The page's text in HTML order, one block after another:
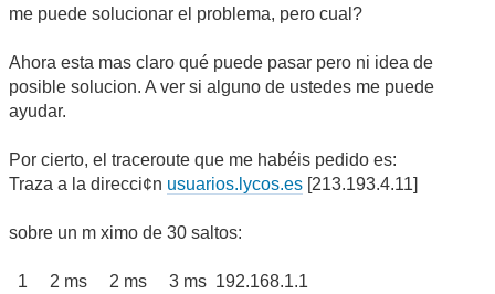
me puede solucionar el problema, pero cual?
Ahora esta mas claro qué puede pasar pero ni idea de
posible solucion. A ver si alguno de ustedes me puede
ayudar.
Por cierto, el traceroute que me habéis pedido es:
Traza a la direcci¢n usuarios.lycos.es [213.193.4.11]
sobre un m ximo de 30 saltos:
1 2 ms 2 ms 3 ms 192.168.1.1